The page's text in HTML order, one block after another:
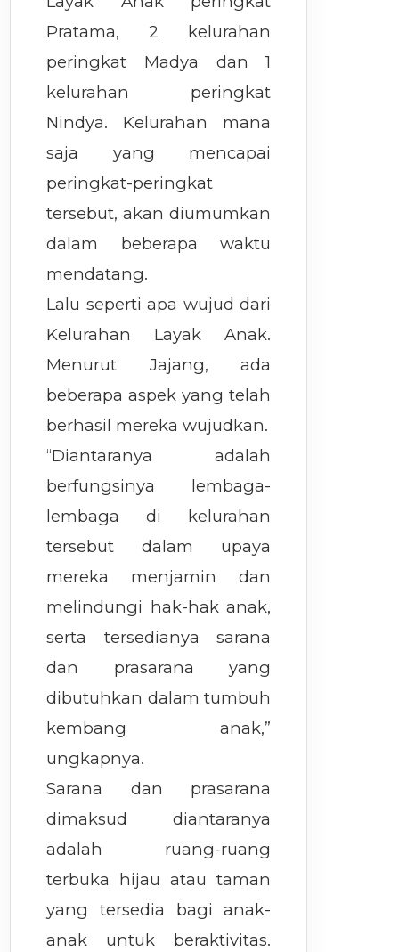
Pratama, 2 kelurahan
peringkat Madya dan 1
kelurahan peringkat
Nindya. Kelurahan mana
saja yang mencapai
peringkat-peringkat
tersebut, akan diumumkan
dalam beberapa waktu
mendatang.
Lalu seperti apa wujud dari
Kelurahan Layak Anak.
Menurut Jajang, ada
beberapa aspek yang telah
berhasil mereka wujudkan.
“Diantaranya adalah
berfungsinya lembaga-
lembaga di kelurahan
tersebut dalam upaya
mereka menjamin dan
melindungi hak-hak anak,
serta tersedianya sarana
dan prasarana yang
dibutuhkan dalam tumbuh
kembang anak,”
ungkapnya.
Sarana dan prasarana
dimaksud diantaranya
adalah ruang-ruang
terbuka hijau atau taman
yang tersedia bagi anak-
anak untuk beraktivitas.